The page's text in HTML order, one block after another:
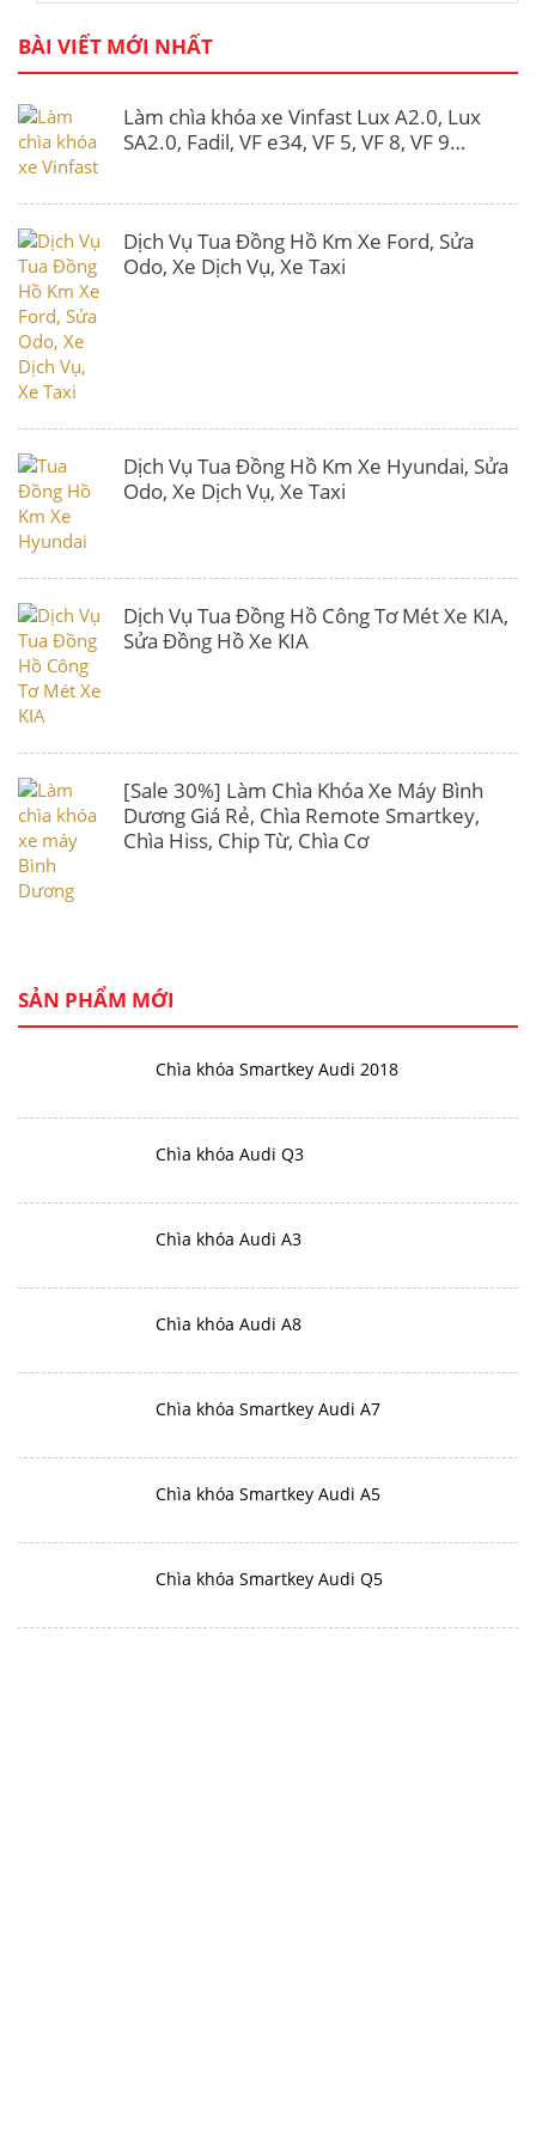
BÀI VIẾT MỚI NHẤT
Làm chìa khóa xe Vinfast Lux A2.0, Lux
SA2.0, Fadil, VF e34, VF 5, VF 8, VF 9…
Dịch Vụ Tua Đồng Hồ Km Xe Ford, Sửa
Odo, Xe Dịch Vụ, Xe Taxi
Dịch Vụ Tua Đồng Hồ Km Xe Hyundai, Sửa
Odo, Xe Dịch Vụ, Xe Taxi
Dịch Vụ Tua Đồng Hồ Công Tơ Mét Xe KIA,
Sửa Đồng Hồ Xe KIA
[Sale 30%] Làm Chìa Khóa Xe Máy Bình
Dương Giá Rẻ, Chìa Remote Smartkey,
Chìa Hiss, Chip Từ, Chìa Cơ
SẢN PHẨM MỚI
Chìa khóa Smartkey Audi 2018
Chìa khóa Audi Q3
Chìa khóa Audi A3
Chìa khóa Audi A8
Chìa khóa Smartkey Audi A7
Chìa khóa Smartkey Audi A5
Chìa khóa Smartkey Audi Q5